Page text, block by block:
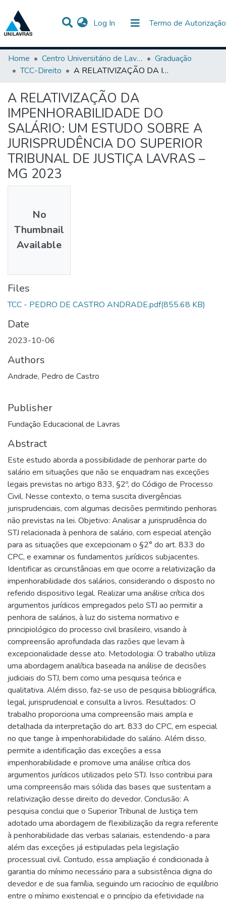
Log In (current) Termo de Autorização
Communities & Collections
Statistics
All of DSpace
Home
Centro Universitário de Lavras-UNILAVRAS
Graduação
TCC-Direito
A RELATIVIZAÇÃO DA IMPENHORABILIDADE DO SALÁRIO: UM ESTUDO SOBRE A JURISPRUDÊNCIA DO SUPERIOR TRIBUNAL DE JUSTIÇA LAVRAS – MG 2023
A RELATIVIZAÇÃO DA
IMPENHORABILIDADE DO
SALÁRIO: UM ESTUDO SOBRE A
JURISPRUDÊNCIA DO SUPERIOR
TRIBUNAL DE JUSTIÇA LAVRAS –
MG 2023
No
Thumbnail
Available
Files
TCC - PEDRO DE CASTRO ANDRADE.pdf(855.68 KB)
Date
2023-10-06
Authors
Andrade, Pedro de Castro
Publisher
Fundação Educacional de Lavras
Abstract
Este estudo aborda a possibilidade de penhorar parte do
salário em situações que não se enquadram nas exceções
legais previstas no artigo 833, §2º, do Código de Processo
Civil. Nesse contexto, o tema suscita divergências
jurisprudenciais, com algumas decisões permitindo penhoras
não previstas na lei. Objetivo: Analisar a jurisprudência do
STJ relacionada à penhora de salário, com especial atenção
para as situações que excepcionam o §2° do art. 833 do
CPC, e examinar os fundamentos jurídicos subjacentes.
Identificar as circunstâncias em que ocorre a relativização da
impenhorabilidade dos salários, considerando o disposto no
referido dispositivo legal. Realizar uma análise crítica dos
argumentos jurídicos empregados pelo STJ ao permitir a
penhora de salários, à luz do sistema normativo e
principiológico do processo civil brasileiro, visando à
compreensão aprofundada das razões que levam à
excepcionalidade desse ato. Metodologia: O trabalho utiliza
uma abordagem analítica baseada na análise de decisões
judiciais do STJ, bem como uma pesquisa teórica e
qualitativa. Além disso, faz-se uso de pesquisa bibliográfica,
legal, jurisprudencial e consulta a livros. Resultados: O
trabalho proporciona uma compreensão mais ampla e
detalhada da interpretação do art. 833 do CPC, em especial
no que tange à impenhorabilidade do salário. Além disso,
permite a identificação das exceções a essa
impenhorabilidade e promove uma análise crítica dos
argumentos jurídicos utilizados pelo STJ. Isso contribui para
uma compreensão mais sólida das bases que sustentam a
relativização desse direito do devedor. Conclusão: A
pesquisa conclui que o Superior Tribunal de Justiça tem
adotado uma abordagem de flexibilização da regra referente
à penhorabilidade das verbas salariais, estendendo-a para
além das exceções já estipuladas pela legislação
processual civil. Contudo, essa ampliação é condicionada à
garantia do mínimo necessário para a subsistência digna do
devedor e de sua família, seguindo um raciocínio de equilíbrio
entre o mínimo existencial e o princípio da efetividade na